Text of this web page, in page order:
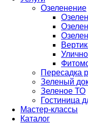
Озеленение
Пересадка
Зеленый
Зеленое ТО
Гостиница
Мастер-классы
Каталог